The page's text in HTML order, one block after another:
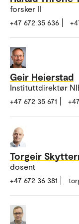
forsker II
+47 672 35 636
Geir Heierstad
Instituttdirektør
+47 672 35 671
Torgeir
dosent
+47 672 36 381